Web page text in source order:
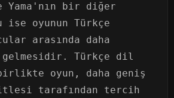
Yama'nın bir diğer
ise oyunun Türkçe
arasında daha
gelmesidir. Türkçe dil
oyun, daha geniş
tarafından tercih